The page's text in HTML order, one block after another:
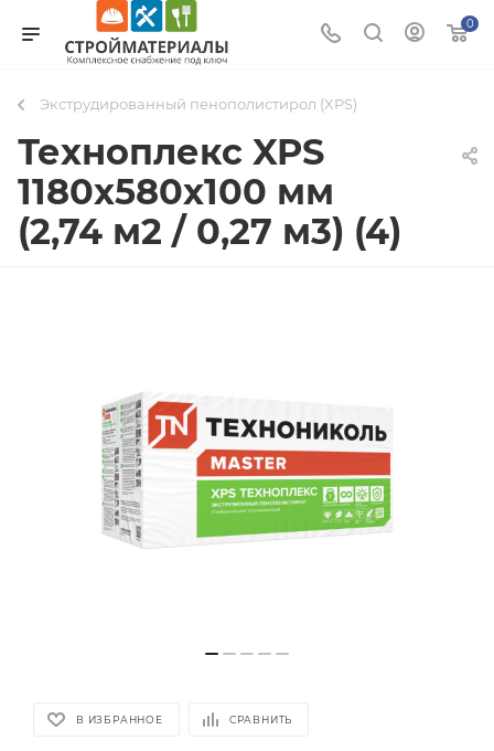
0
Экструдированный пенополистирол (XPS)
Техноплекс XPS
1180х580х100 мм
(2,74 м2 / 0,27 м3) (4)
В ИЗБРАННОЕ СРАВНИТЬ